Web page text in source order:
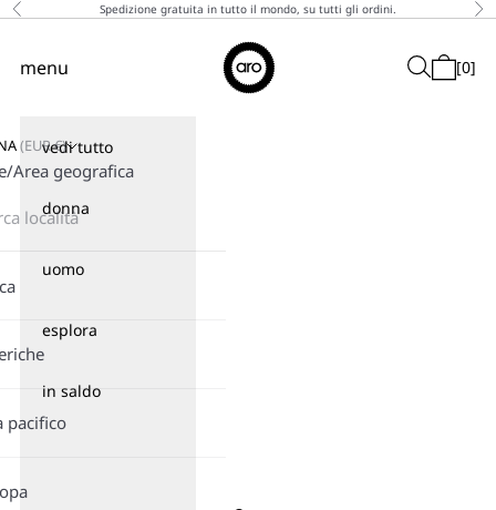
↵Skip to content
↵Skip to menu
↵Skip to footer
↵Open Accessibility Widget
Vai al contenuto
Precedente Spedizione gratuita in tutto il mondo, su tutti gli ordini.
Aro
Menù
menu Cerca
Carrello
[0]
vedi tutto
donna
uomo
esplora
in saldo
(EUR€)
Area geografica
pacifico